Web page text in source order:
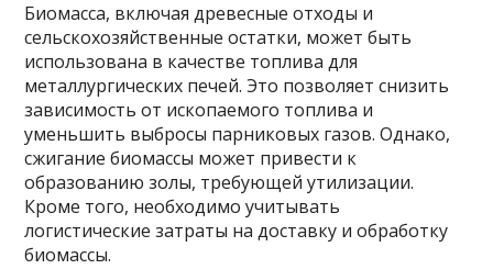
Биомасса, включая древесные отходы и
сельскохозяйственные остатки, может быть
использована в качестве топлива для
металлургических печей. Это позволяет снизить
зависимость от ископаемого топлива и
уменьшить выбросы парниковых газов. Однако,
сжигание биомассы может привести к
образованию золы, требующей утилизации.
Кроме того, необходимо учитывать
логистические затраты на доставку и обработку
биомассы.